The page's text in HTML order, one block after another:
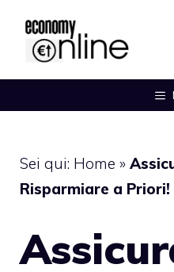
contenuto
Sei qui: Home »
Risparmiare a Priori!